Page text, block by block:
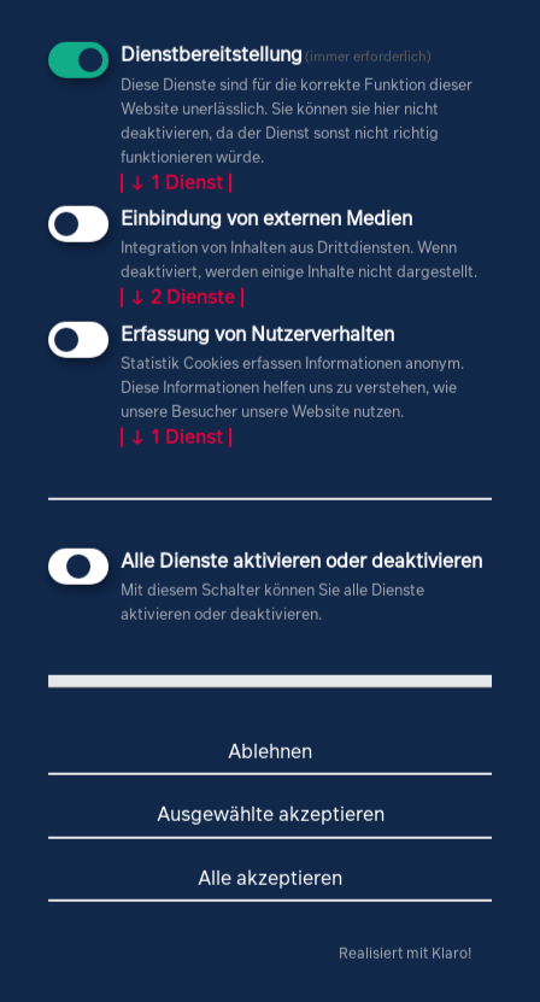
DEVELOPMENT ENGINEER
Andreas Prautsch
Der Entwicklungsingenieur leitet die
technische Umsetzung des
Energiespeichers. Als Ingenieur hat er
beispielsweise bereits einen Prototyp
zur Bypassgewinnung von
Schwermineralen aus Quarzsanden
entwickelt.
andreas.prautsch (at)
Dienstbereitstellung (immer erforderlich)
Diese Dienste sind für die korrekte Funktion dieser
Website unerlässlich. Sie können sie hier nicht
deaktivieren, da der Dienst sonst nicht richtig
funktionieren würde.
↓ 1 Dienst
Einbindung von externen Medien
Integration von Inhalten aus Drittdiensten. Wenn
deaktiviert, werden einige Inhalte nicht dargestellt.
↓ 2 Dienste
Erfassung von Nutzerverhalten
Statistik Cookies erfassen Informationen anonym.
Diese Informationen helfen uns zu verstehen, wie
unsere Besucher unsere Website nutzen.
↓ 1 Dienst
Alle Dienste aktivieren oder deaktivieren
Mit diesem Schalter können Sie alle Dienste
aktivieren oder deaktivieren.
Ablehnen
Ausgewählte akzeptieren
Alle akzeptieren
Realisiert mit Klaro!